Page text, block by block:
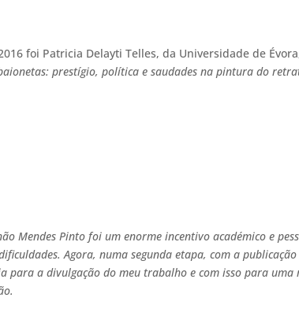
foi Patricia Delayti Telles, da Universidade de
prestígio, política e saudades na pintura do
Mendes Pinto foi um enorme incentivo académico e
Agora, numa segunda etapa, com a
para a divulgação do meu trabalho e com isso para uma